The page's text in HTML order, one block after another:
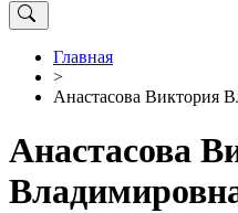
Главная
>
Анастасова Виктория
Анастасова